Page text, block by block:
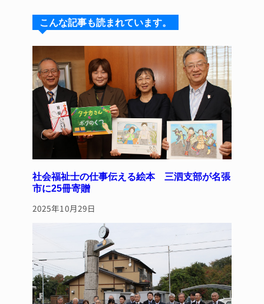
s
k
y
a
d
s
e
b
o
o
k
re
st
こんな記事も読まれています。
社会福祉士の仕事伝える絵本 三泗支部が名張
市に25冊寄贈
2025年10月29日